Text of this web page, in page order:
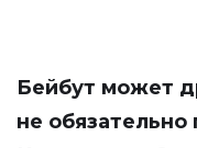
Бейбут может
не обязательно